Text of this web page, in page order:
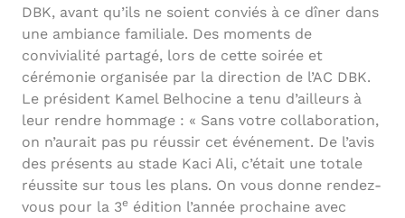
DBK, avant qu’ils ne soient conviés à ce dîner dans
une ambiance familiale. Des moments de
convivialité partagé, lors de cette soirée et
cérémonie organisée par la direction de l’AC DBK.
Le président Kamel Belhocine a tenu d’ailleurs à
leur rendre hommage : « Sans votre collaboration,
on n’aurait pas pu réussir cet événement. De l’avis
des présents au stade Kaci Ali, c’était une totale
réussite sur tous les plans. On vous donne rendez-
vous pour la 3e édition l’année prochaine avec